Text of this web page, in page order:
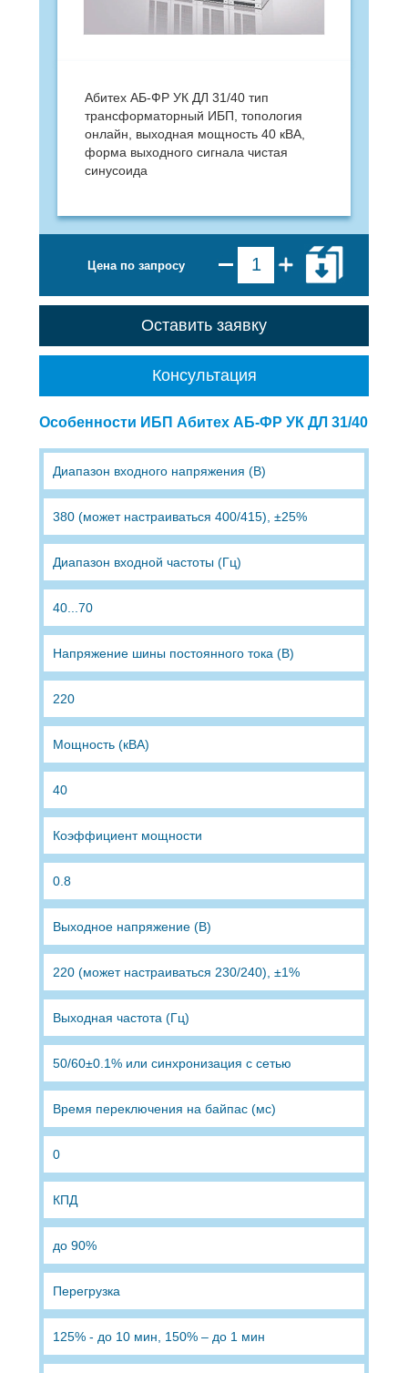
Абитех АБ-ФР УК ДЛ 31/40 тип
трансформаторный ИБП, топология
онлайн, выходная мощность 40 кВА,
форма выходного сигнала чистая
синусоида
Цена по запросу
Оставить заявку
Консультация
Особенности ИБП Абитех АБ-ФР УК ДЛ 31/40
Диапазон входного напряжения (В)
380 (может настраиваться 400/415), ±25%
Диапазон входной частоты (Гц)
40...70
Напряжение шины постоянного тока (В)
220
Мощность (кВА)
40
Коэффициент мощности
0.8
Выходное напряжение (В)
220 (может настраиваться 230/240), ±1%
Выходная частота (Гц)
50/60±0.1% или синхронизация с сетью
Время переключения на байпас (мс)
0
КПД
до 90%
Перегрузка
125% - до 10 мин, 150% – до 1 мин